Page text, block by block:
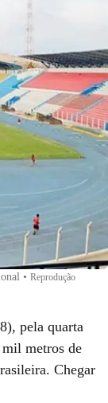
• Reprodução
pela quarta
mil metros de
Chegar